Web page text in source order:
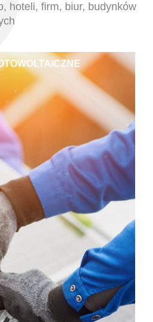
hoteli, firm, biur, budynków